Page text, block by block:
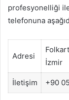
profesyonelliği
telefonuna
Adresi
İzmir
İletişim +90